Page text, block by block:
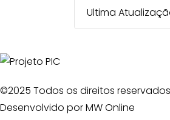
Ultima
©2025 Todos os direitos
Desenvolvido porMW Online